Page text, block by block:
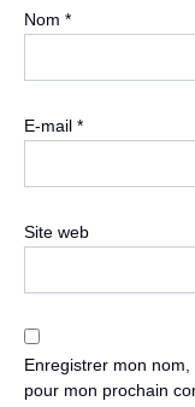
Nom *
E-mail *
Site web
Enregistrer mon
pour mon prochain